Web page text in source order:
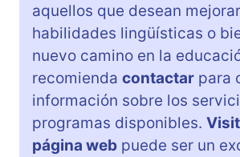
aquellos que desean
habilidades lingüísticas o
nuevo camino en la
recomienda contactar para
información sobre los
programas disponibles.
página web puede ser un